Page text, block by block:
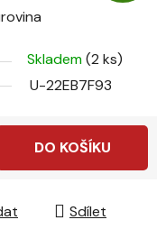
Skladem(2 ks)
U-22EB7F93
DO KOŠÍKU
Sdílet